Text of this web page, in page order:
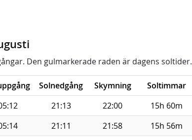
Den gulmarkerade raden är dagens soltider.
Solnedgång Skymning
Soltimmar
21:13 22:00
15h 60m
21:11 21:58
15h 56m